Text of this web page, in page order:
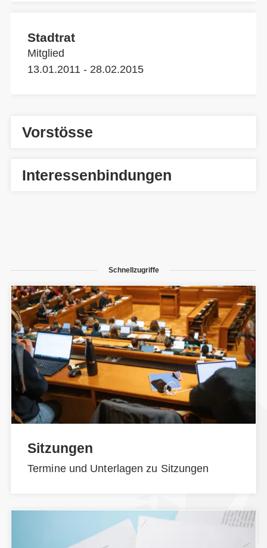
Stadtrat
Mitglied
13.01.2011 - 28.02.2015
Vorstösse
Interessenbindungen
Schnellzugriffe
Sitzungen
Termine und Unterlagen zu Sitzungen